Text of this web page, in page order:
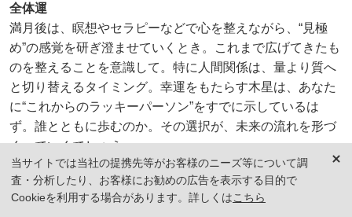
全体運
満月後は、瞑想やセラピーなどで心を整えながら、“見極
め”の感覚を研ぎ澄ませていくとき。これまで広げてきたも
のを整えることを意識して。特に人間関係は、量より質へ
と切り替えるタイミング。幸運をもたらす木星は、あなた
に“これからのラッキーパーソン”をすでに示しているは
ず。誰とともに歩むのか。その選択が、未来の流れを形づ
くっていくでしょう。
仕事運
大きな動きはないぶん、裏方的な役割や調整が増えそう。
当サイトでは当社の提携先等がお客様のニーズ等について調
査・分析したり、お客様にお勧めの広告を表示する目的で
Cookieを利用する場合があります。詳しくはこちら